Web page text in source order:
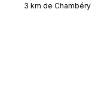
3 km de Chambéry